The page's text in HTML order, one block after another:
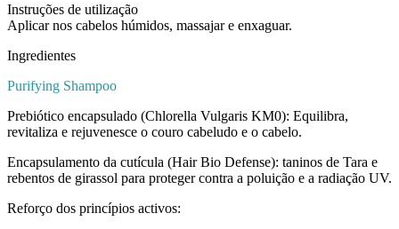
Instruções de utilização
Aplicar nos cabelos húmidos, massajar e enxaguar.
Ingredientes
Purifying Shampoo
Prebiótico encapsulado (Chlorella Vulgaris KM0): Equilibra,
revitaliza e rejuvenesce o couro cabeludo e o cabelo.
Encapsulamento da cutícula (Hair Bio Defense): taninos de Tara e
rebentos de girassol para proteger contra a poluição e a radiação UV.
Reforço dos princípios activos: